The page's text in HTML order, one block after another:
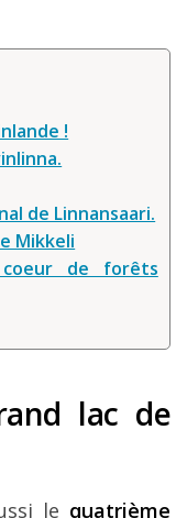
!
de Linnansaari.
Mikkeli
coeur de forêts
lac de
le quatrième